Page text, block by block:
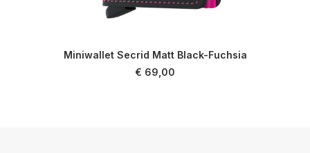
Miniwallet Secrid Matt Black-Fuchsia
€ 69,00